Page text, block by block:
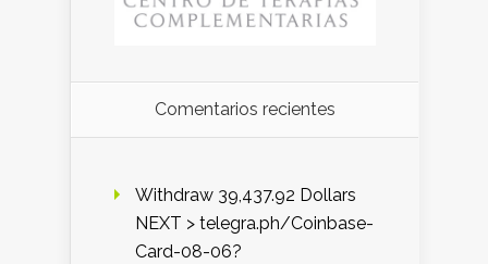
Comentarios recientes
Withdraw 39,437.92 Dollars
NEXT > telegra.ph/Coinbase-
Card-08-06?